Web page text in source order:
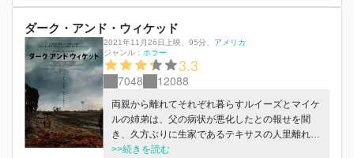
ダーク・アンド・ウィケッド
2021年11月26日上映 95分
アメリカ
ジャンル： ホラー
3.3
7048 12088
両親から離れてそれぞれ暮らすルイーズとマイケ
ルの姉弟は、父の病状が悪化したとの報せを聞
き、久方ぶりに生家であるテキサスの人里離れた
農場を訪れる。父はそこで母に見守られ、ひっそ
>>続きを読む